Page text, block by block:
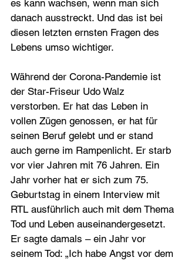
es kann wachsen, wenn man sich
danach ausstreckt. Und das ist bei
diesen letzten ernsten Fragen des
Lebens umso wichtiger.
Während der Corona-Pandemie ist
der Star-Friseur Udo Walz
verstorben. Er hat das Leben in
vollen Zügen genossen, er hat für
seinen Beruf gelebt und er stand
auch gerne im Rampenlicht. Er starb
vor vier Jahren mit 76 Jahren. Ein
Jahr vorher hat er sich zum 75.
Geburtstag in einem Interview mit
RTL ausführlich auch mit dem Thema
Tod und Leben auseinander­gesetzt.
Er sagte damals – ein Jahr vor
seinem Tod: „Ich habe Angst vor dem